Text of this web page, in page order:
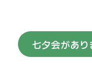
七夕会があり